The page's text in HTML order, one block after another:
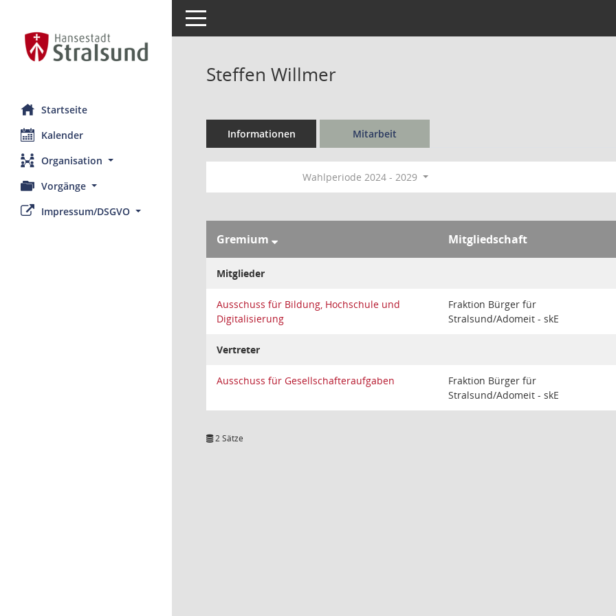
Startseite
Kalender
Organisation
Vorgänge
Impressum/DSGVO
Toggle navigation
Steffen Willmer
Informationen Mitarbeit
Wahlperiode 2024 - 2029
Gremium Mitgliedschaft
Mitglieder
Ausschuss für Bildung, Hochschule und
Digitalisierung
Fraktion Bürger für
Stralsund/Adomeit - skE
Vertreter
Ausschuss für Gesellschafteraufgaben
Fraktion Bürger für
Stralsund/Adomeit - skE
2 Sätze